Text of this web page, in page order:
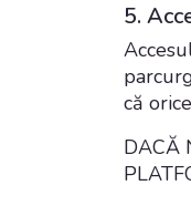
5.
că
DACĂ